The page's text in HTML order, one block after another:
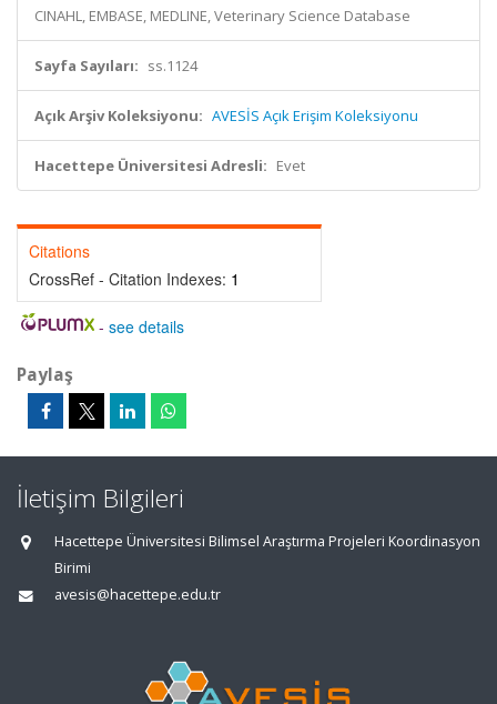
CINAHL, EMBASE, MEDLINE, Veterinary Science Database
Sayfa Sayıları: ss.1124
Açık Arşiv Koleksiyonu: AVESİS Açık Erişim Koleksiyonu
Hacettepe Üniversitesi Adresli: Evet
Citations
CrossRef - Citation Indexes: 1
- see details
Paylaş
İletişim Bilgileri
Hacettepe Üniversitesi Bilimsel Araştırma Projeleri Koordinasyon
Birimi
avesis@hacettepe.edu.tr